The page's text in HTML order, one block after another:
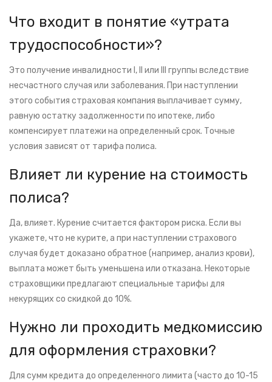
Что входит в понятие «утрата
трудоспособности»?
Это получение инвалидности I, II или III группы вследствие
несчастного случая или заболевания. При наступлении
этого события страховая компания выплачивает сумму,
равную остатку задолженности по ипотеке, либо
компенсирует платежи на определенный срок. Точные
условия зависят от тарифа полиса.
Влияет ли курение на стоимость
полиса?
Да, влияет. Курение считается фактором риска. Если вы
укажете, что не курите, а при наступлении страхового
случая будет доказано обратное (например, анализ крови),
выплата может быть уменьшена или отказана. Некоторые
страховщики предлагают специальные тарифы для
некурящих со скидкой до 10%.
Нужно ли проходить медкомиссию
для оформления страховки?
Для сумм кредита до определенного лимита (часто до 10-15